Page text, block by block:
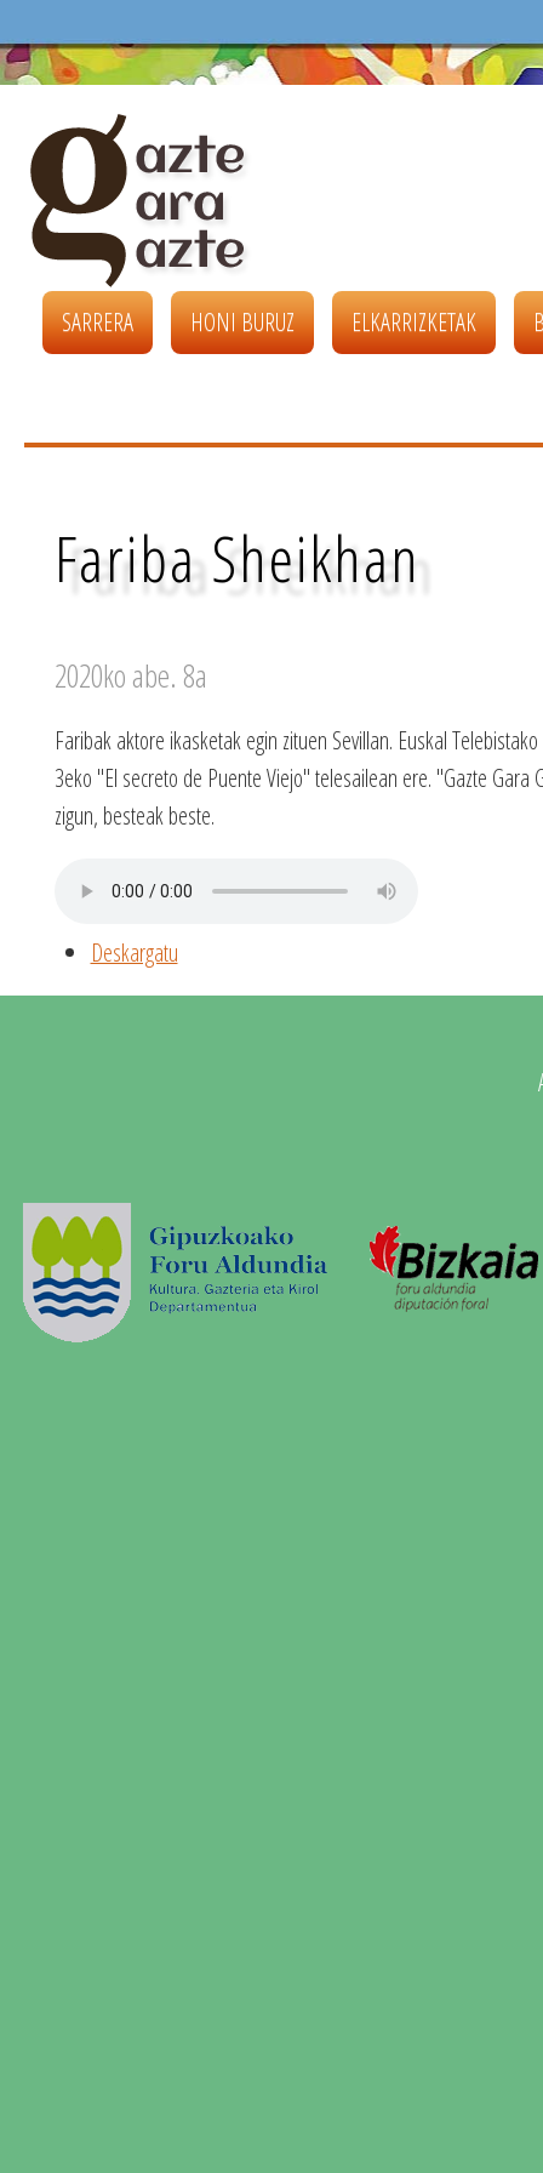
SARRERA HONI BURUZ ELKARRIZKETAK
Fariba Sheikhan
2020ko abe. 8a
Faribak aktore ikasketak egin zituen Sevillan. Euskal
3eko "El secreto de Puente Viejo" telesailean ere. "Gazte
zigun, besteak beste.
Deskargatu